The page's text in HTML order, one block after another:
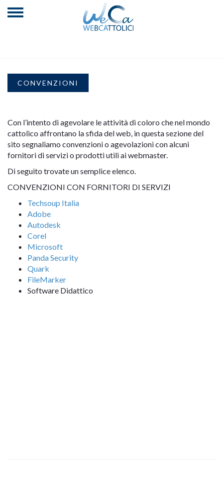
CONVENZIONI
Con l’intento di agevolare le attività di coloro che nel mondo
cattolico affrontano la sfida del web, in questa sezione del
sito segnaliamo convenzioni o agevolazioni con alcuni
fornitori di servizi o prodotti utili ai webmaster.
Di seguito trovate un semplice elenco.
CONVENZIONI CON FORNITORI DI SERVIZI
Techsoup Italia
Adobe
Autodesk
Corel
Microsoft
Panda Security
Quark
FileMarker
Software Didattico